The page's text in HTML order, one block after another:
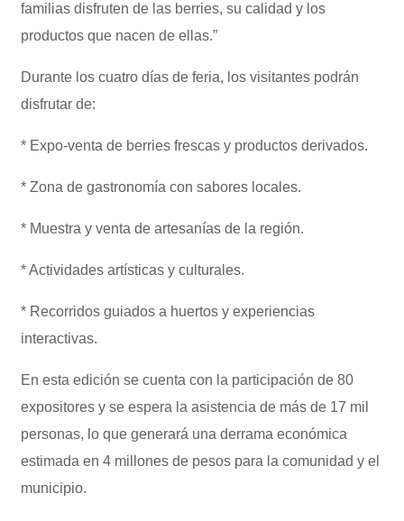
familias disfruten de las berries, su calidad y los
productos que nacen de ellas.”
Durante los cuatro días de feria, los visitantes podrán
disfrutar de:
* Expo-venta de berries frescas y productos derivados.
* Zona de gastronomía con sabores locales.
* Muestra y venta de artesanías de la región.
* Actividades artísticas y culturales.
* Recorridos guiados a huertos y experiencias
interactivas.
En esta edición se cuenta con la participación de 80
expositores y se espera la asistencia de más de 17 mil
personas, lo que generará una derrama económica
estimada en 4 millones de pesos para la comunidad y el
municipio.